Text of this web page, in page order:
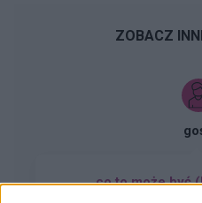
ZOBACZ
co to może być